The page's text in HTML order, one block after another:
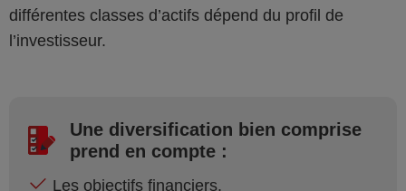
différentes classes d’actifs dépend du profil de
l’investisseur.
Une diversification bien comprise
prend en compte :
Les objectifs financiers.